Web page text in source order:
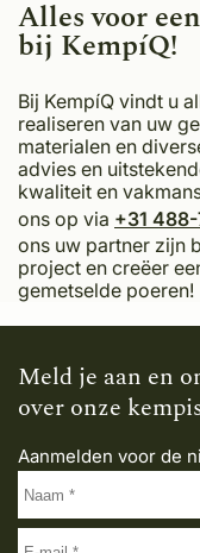
Alles voor
bij KempíQ!
Bij KempíQ vindt u
realiseren van uw
materialen en
advies en
kwaliteit en
ons op via +31 488-
ons uw partner zijn
project en creëer
gemetselde poeren!
Meld je aan en
over onze
Aanmelden voor de